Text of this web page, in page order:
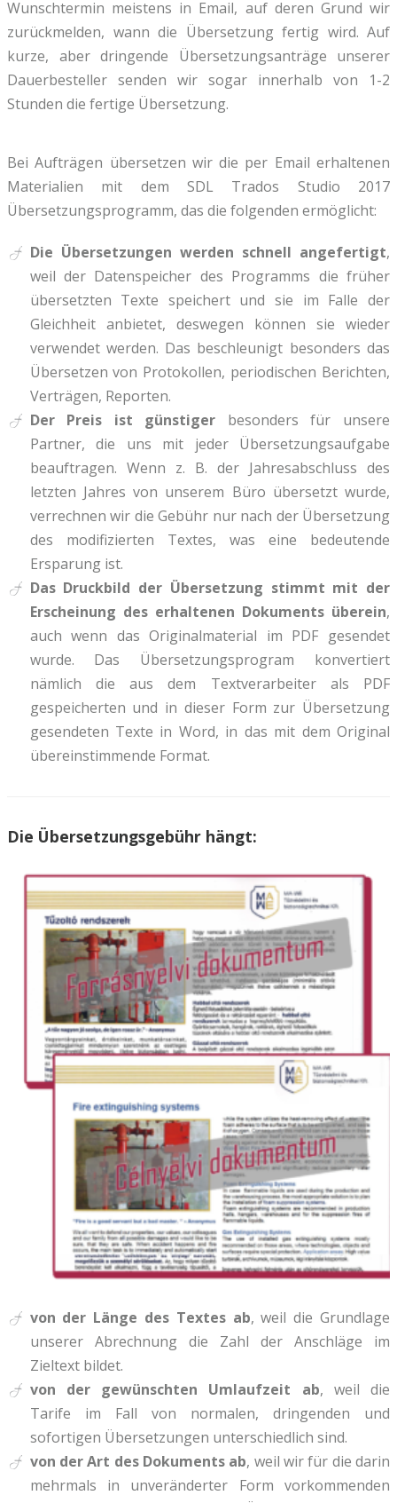
Wunschtermin meistens in Email, auf deren Grund wir
zurückmelden, wann die Übersetzung fertig wird. Auf
kurze, aber dringende Übersetzungsanträge unserer
Dauerbesteller senden wir sogar innerhalb von 1-2
Stunden die fertige Übersetzung.
Bei Aufträgen übersetzen wir die per Email erhaltenen
Materialien mit dem SDL Trados Studio 2017
Übersetzungsprogramm, das die folgenden ermöglicht:
Die Übersetzungen werden schnell angefertigt,
weil der Datenspeicher des Programms die früher
übersetzten Texte speichert und sie im Falle der
Gleichheit anbietet, deswegen können sie wieder
verwendet werden. Das beschleunigt besonders das
Übersetzen von Protokollen, periodischen Berichten,
Verträgen, Reporten.
Der Preis ist günstiger besonders für unsere
Partner, die uns mit jeder Übersetzungsaufgabe
beauftragen. Wenn z. B. der Jahresabschluss des
letzten Jahres von unserem Büro übersetzt wurde,
verrechnen wir die Gebühr nur nach der Übersetzung
des modifizierten Textes, was eine bedeutende
Ersparung ist.
Das Druckbild der Übersetzung stimmt mit der
Erscheinung des erhaltenen Dokuments überein,
auch wenn das Originalmaterial im PDF gesendet
wurde. Das Übersetzungsprogram konvertiert
nämlich die aus dem Textverarbeiter als PDF
gespeicherten und in dieser Form zur Übersetzung
gesendeten Texte in Word, in das mit dem Original
übereinstimmende Format.
Die Übersetzungsgebühr hängt:
von der Länge des Textes ab, weil die Grundlage
unserer Abrechnung die Zahl der Anschläge im
Zieltext bildet.
von der gewünschten Umlaufzeit ab, weil die
Tarife im Fall von normalen, dringenden und
sofortigen Übersetzungen unterschiedlich sind.
von der Art des Dokuments ab, weil wir für die darin
mehrmals in unveränderter Form vorkommenden